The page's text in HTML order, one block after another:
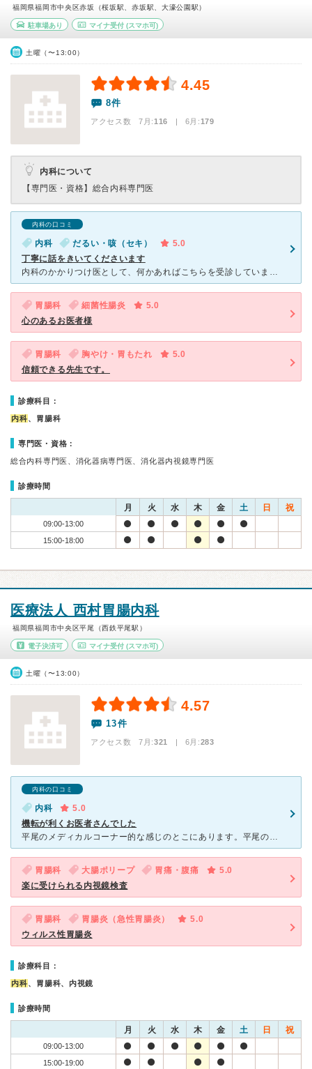
福岡県福岡市中央区赤坂（桜坂駅、赤坂駅、大濠公園駅）
駐車場あり マイナ受付(スマホ可)
土曜（〜13:00）
4.45
8件
アクセス数 7月:116 | 6月:179
内科について
【専門医・資格】 総合内科専門医
内科の口コミ
内科 だるい・咳（セキ）
5.0
丁寧に話をきいてくださいます
内科のかかりつけ医として、何かあればこちらを受診しています。 消化器があまり強くないので、「胃腸科」とあると安心して受診できるということもあります。 今回は、咳が1週間以上止まらなかったため、
胃腸科 細菌性腸炎
5.0
心のあるお医者様
胃腸科 胸やけ・胃もたれ
5.0
信頼できる先生です。
診療科目：
内科、胃腸科
専門医・資格：
総合内科専門医、消化器病専門医、消化器内視鏡専門医
診療時間
月 火 水 木 金 土 日 祝
09:00-13:00
15:00-18:00
医療法人 西村胃腸内科
福岡県福岡市中央区平尾（西鉄平尾駅）
電子決済可 マイナ受付(スマホ可)
土曜（〜13:00）
4.57
13件
アクセス数 7月:321 | 6月:283
内科の口コミ
内科
5.0
機転が利くお医者さんでした
平尾のメディカルコーナー的な感じのとこにあります。平尾の西鉄のビルの中にありとても便利がよく助かっていて良いかんじです。 胃の調子が悪いのがながびいていたのでこんかいの受診にいたりました。 先生は
胃腸科 大腸ポリープ 胃痛・腹痛
5.0
楽に受けられる内視鏡検査
胃腸科 胃腸炎（急性胃腸炎）
5.0
ウィルス性胃腸炎
診療科目：
内科、胃腸科、内視鏡
診療時間
月 火 水 木 金 土 日 祝
09:00-13:00
15:00-19:00